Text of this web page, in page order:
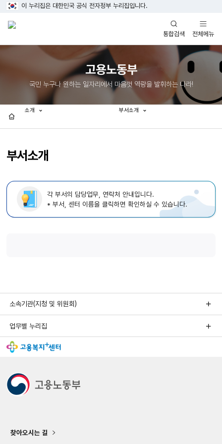
이 누리집은 대한민국 공식 전자정부 누리집입니다.
통합검색
열기
전체메뉴
열기
고용노동부
국민 누구나 원하는 일자리에서 마음껏 역량을 발휘하는 나라!
부서소개
소개 부서소개
각 부서의 담당업무, 연락처 안내입니다.
* 부서, 센터 이름을 클릭하면 확인하실 수 있습니다.
소속기관(지청 및 위원회)
업무별 누리집
찾아오시는 길